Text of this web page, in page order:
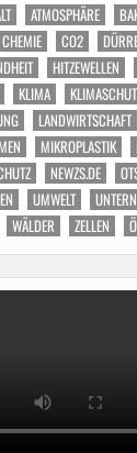
ATMOSPHÄRE
CHEMIE CO2
HITZEWELLEN
KLIMA
LANDWIRTSCHAFT
MIKROPLASTIK
NEWZS.DE
UMWELT
WÄLDER ZELLEN